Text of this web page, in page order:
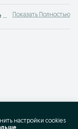
Купить сандалики детские Мангистау ⭐ Модные детские сандали для девочек, мальчиков, подростков ⭐ Купить детские босоножки в любом размере на OLX.kz! Показать Полностью
настройки cookies